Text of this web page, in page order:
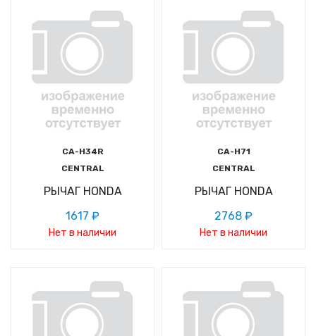
CA-H34R
CENTRAL
РЫЧАГ HONDA
1617 ₽
Нет в наличии
CA-H71
CENTRAL
РЫЧАГ HONDA
2768 ₽
Нет в наличии